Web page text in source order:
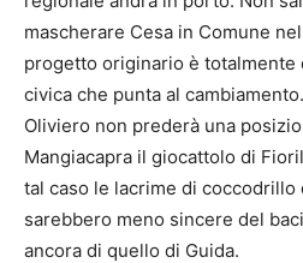
mascherare Cesa in Comune
progetto originario è totalmente
civica che punta al
Oliviero non prederà una
Mangiacapra il giocattolo di
tal caso le lacrime di
sarebbero meno sincere del
ancora di quello di Guida.